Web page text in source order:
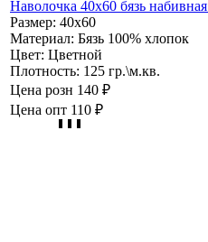
Наволочка 40х60 бязь
Размер: 40х60
Материал: Бязь 100% хлопок
Цвет: Цветной
Плотность: 125 гр.\м.кв.
Цена розн 140 ₽
Цена опт 110 ₽